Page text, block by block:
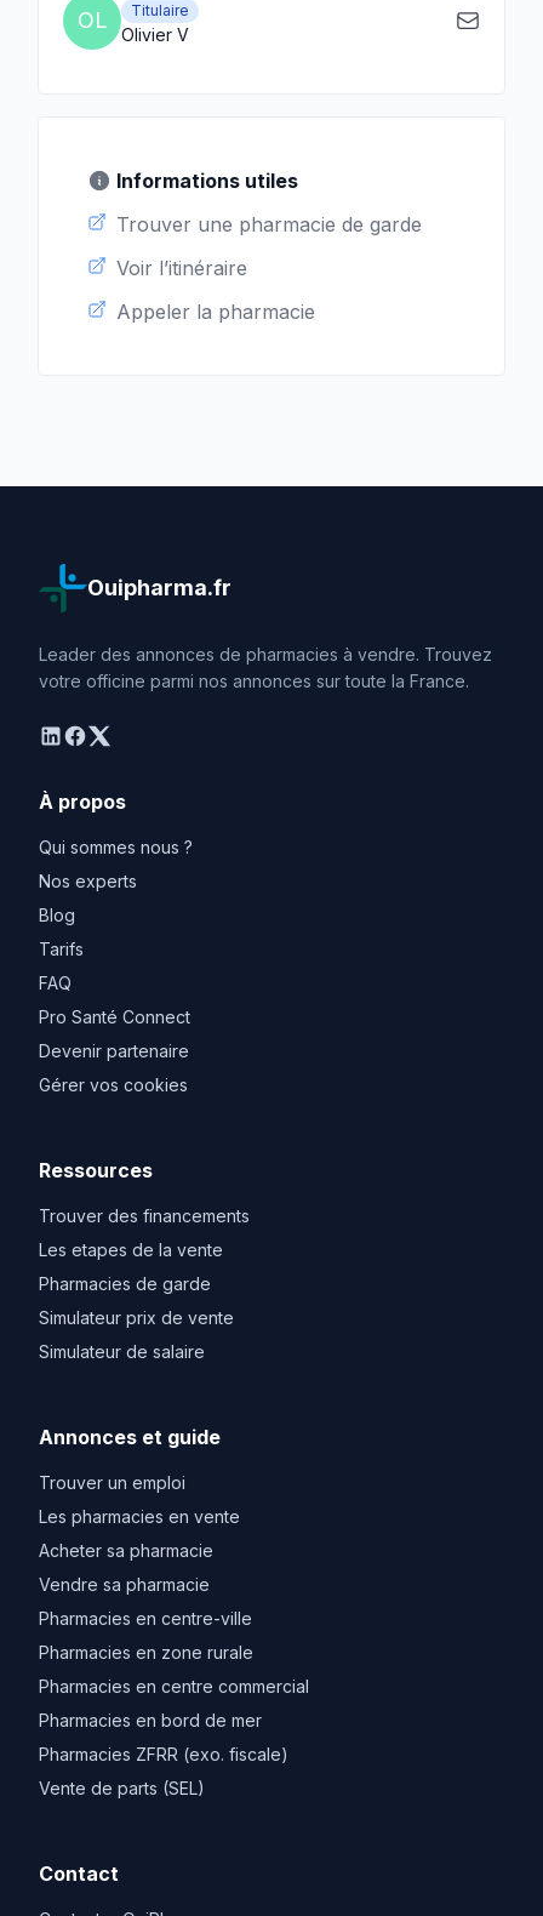
OL Titulaire
Olivier V
Informations utiles
Trouver une pharmacie de garde
Voir l’itinéraire
Appeler la pharmacie
Ouipharma.fr
Leader des annonces de pharmacies à vendre. Trouvez
votre officine parmi nos annonces sur toute la France.
linkedin
facebook
twitter
À propos
Qui sommes nous ?
Nos experts
Blog
Tarifs
FAQ
Pro Santé Connect
Devenir partenaire
Gérer vos cookies
Ressources
Trouver des financements
Les etapes de la vente
Pharmacies de garde
Simulateur prix de vente
Simulateur de salaire
Annonces et guide
Trouver un emploi
Les pharmacies en vente
Acheter sa pharmacie
Vendre sa pharmacie
Pharmacies en centre-ville
Pharmacies en zone rurale
Pharmacies en centre commercial
Pharmacies en bord de mer
Pharmacies ZFRR (exo. fiscale)
Vente de parts (SEL)
Contact